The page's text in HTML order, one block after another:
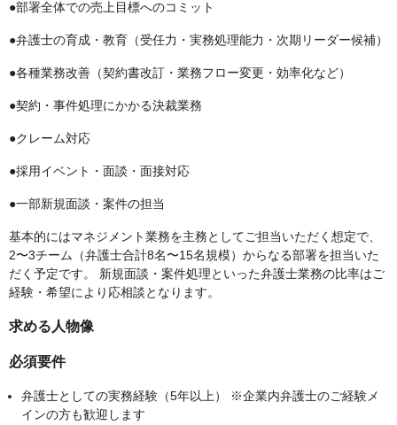
●部署全体での売上目標へのコミット
●弁護士の育成・教育（受任力・実務処理能力・次期リーダー候補）
●各種業務改善（契約書改訂・業務フロー変更・効率化など）
●契約・事件処理にかかる決裁業務
●クレーム対応
●採用イベント・面談・面接対応
●一部新規面談・案件の担当
基本的にはマネジメント業務を主務としてご担当いただく想定で、
2〜3チーム（弁護士合計8名〜15名規模）からなる部署を担当いた
だく予定です。 新規面談・案件処理といった弁護士業務の比率はご
経験・希望により応相談となります。
求める人物像
必須要件
弁護士としての実務経験（5年以上） ※企業内弁護士のご経験メ
インの方も歓迎します